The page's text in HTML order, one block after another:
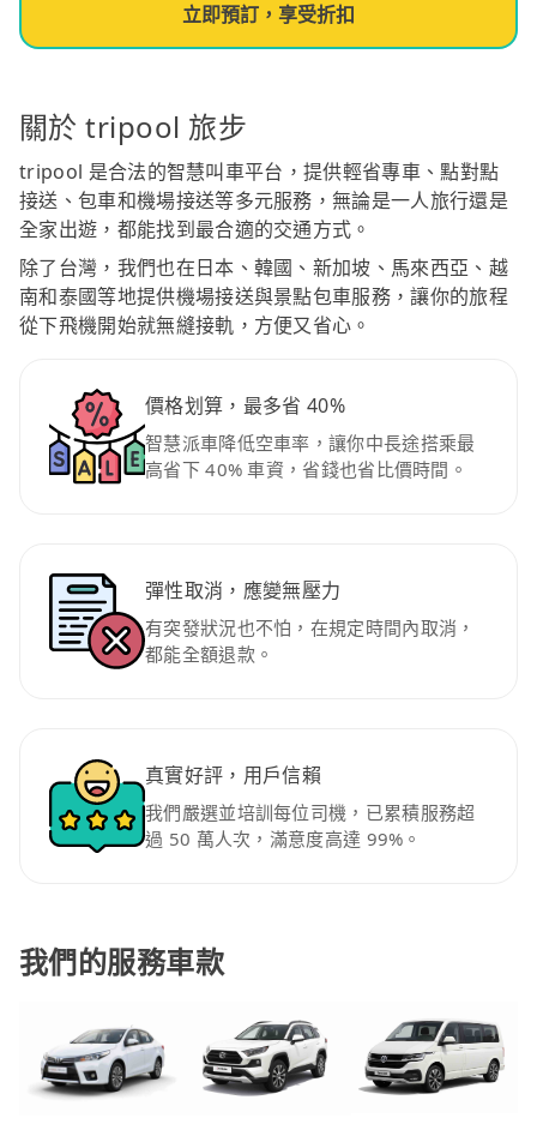
立即預訂，享受折扣
關於 tripool 旅步
tripool 是合法的智慧叫車平台，提供輕省專車、點對點
接送、包車和機場接送等多元服務，無論是一人旅行還是
全家出遊，都能找到最合適的交通方式。
除了台灣，我們也在日本、韓國、新加坡、馬來西亞、越
南和泰國等地提供機場接送與景點包車服務，讓你的旅程
從下飛機開始就無縫接軌，方便又省心。
價格划算，最多省 40%
智慧派車降低空車率，讓你中長途搭乘最
高省下 40% 車資，省錢也省比價時間。
彈性取消，應變無壓力
有突發狀況也不怕，在規定時間內取消，
都能全額退款。
真實好評，用戶信賴
我們嚴選並培訓每位司機，已累積服務超
過 50 萬人次，滿意度高達 99%。
我們的服務車款